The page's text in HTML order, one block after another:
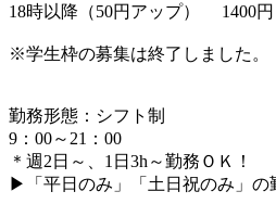
18時以降（50円アップ） 1400円
※学生枠の募集は終了しました。
勤務形態：シフト制
9：00～21：00
＊週2日～、1日3h～勤務ＯＫ！
▶「平日のみ」「土日祝のみ」の